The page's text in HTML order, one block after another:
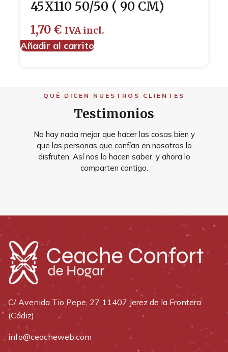
45X110 50/50 ( 90 CM)
1,70 € IVA incl.
Añadir al carrito
QUÉ DICEN NUESTROS CLIENTES
Testimonios
No hay nada mejor que hacer las cosas bien y
que las personas que confían en nosotros lo
disfruten. Así nos lo hacen saber, y ahora lo
comparten contigo.
C/ Avenida Tio Pepe, 27 11407 Jerez de la Frontera
(Cádiz)
info@ceacheweb.com